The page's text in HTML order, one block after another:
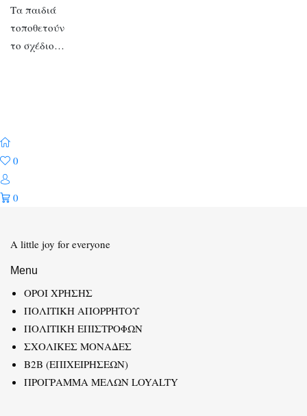
Τα παιδιά
τοποθετούν
το σχέδιο…
0
0
A little joy for everyone
Menu
ΟΡΟΙ ΧΡΗΣΗΣ
ΠΟΛΙΤΙΚΗ ΑΠΟΡΡΗΤΟΥ
ΠΟΛΙΤΙΚΗ ΕΠΙΣΤΡΟΦΩΝ
ΣΧΟΛΙΚΕΣ ΜΟΝΑΔΕΣ
B2B (ΕΠΙΧΕΙΡΗΣΕΩΝ)
ΠΡΟΓΡΑΜΜΑ ΜΕΛΩΝ LOYALTY